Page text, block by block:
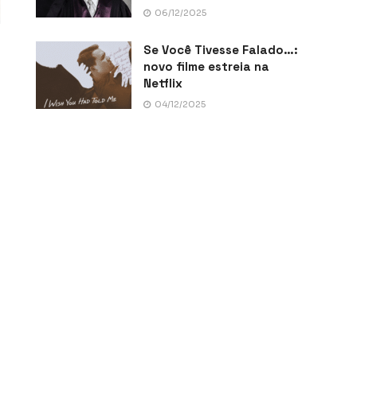
06/12/2025
Se Você Tivesse Falado…:
novo filme estreia na
Netflix
04/12/2025